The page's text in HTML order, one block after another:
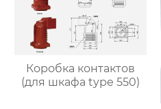
Коробка контактов
(для шкафа type 550)